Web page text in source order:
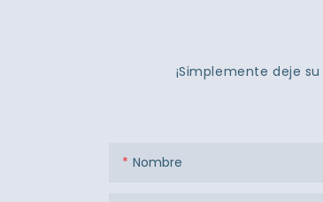
¡Simplemente deje
Nombre